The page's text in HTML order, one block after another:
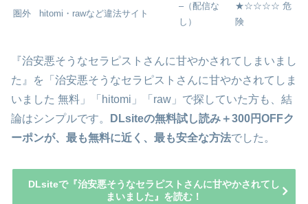
圏外 hitomi・rawなど違法サイト
–（配信な
し）
★☆☆☆☆ 危
険
『治安悪そうなセラピストさんに甘やかされてしまいまし
た』を「治安悪そうなセラピストさんに甘やかされてしま
いました 無料」「hitomi」「raw」で探していた方も、結
論はシンプルです。
DLsiteの無料試し読み＋300円OFFク
ーポンが、最も無料に近く、最も安全な方法でした。
DLsiteで『治安悪そうなセラピストさんに甘やかされてし
まいました』を読む！